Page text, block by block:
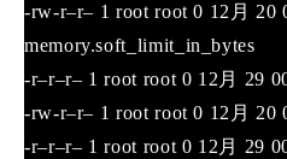
-rw-r–r– 1 root root 0 12月 20
memory.soft_limit_in_bytes
-r–r–r– 1 root root 0 12月 29
-rw-r–r– 1 root root 0 12月 20
-r–r–r– 1 root root 0 12月 29